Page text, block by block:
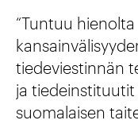
“Tuntuu
tiedeviestinnän
ja
suomalaisen